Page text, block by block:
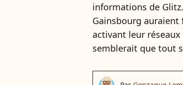
informations de
Gainsbourg auraient
activant leur
semblerait que tout